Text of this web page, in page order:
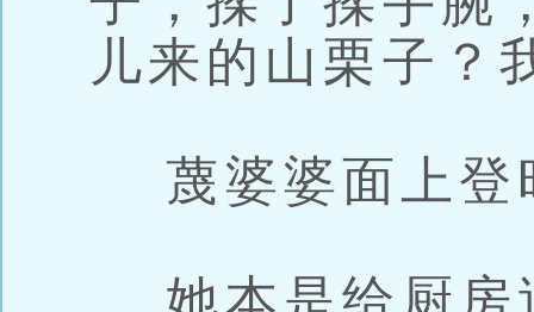
儿来的山栗子？
蔑婆婆面上登
她本是给厨房